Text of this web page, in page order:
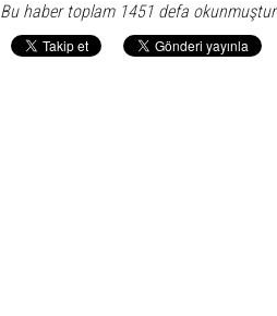
Bu haber toplam 1451 defa okunmuştur